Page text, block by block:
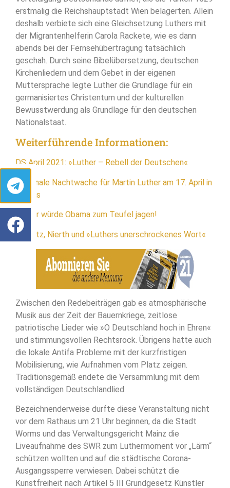
erstmalig die Reichshauptstadt Wien belagerten. Allein
deshalb verbiete sich eine Gleichsetzung Luthers mit
der Migrantenhelferin Carola Rackete, wie es dann
abends bei der Fernsehübertragung tatsächlich
geschah. Durch seine Bibelübersetzung, deutschen
Kirchenliedern und dem Gebet in der eigenen
Muttersprache legte Luther die Grundlage für ein
germanisiertes Christentum und der kulturellen
Bewusstwerdung als Grundlage für den deutschen
Nationalstaat.
Weiterführende Informationen:
DS April 2021: »Luther – Rebell der Deutschen«
Nationale Nachtwache für Martin Luther am 17. April in
Worms
Luther würde Obama zum Teufel jagen!
Tröglitz, Nierth und »Luthers unerschrockenes Wort«
Zwischen den Redebeiträgen gab es atmosphärische
Musik aus der Zeit der Bauernkriege, zeitlose
patriotische Lieder wie »O Deutschland hoch in Ehren«
und stimmungsvollen Rechtsrock. Übrigens hatte auch
die lokale Antifa Probleme mit der kurzfristigen
Mobilisierung, wie Aufnahmen vom Platz zeigen.
Traditionsgemäß endete die Versammlung mit dem
vollständigen Deutschlandlied.
Bezeichnenderweise durfte diese Veranstaltung nicht
vor dem Rathaus um 21 Uhr beginnen, da die Stadt
Worms und das Verwaltungsgericht Mainz die
Liveaufnahme des SWR zum Luthermoment vor „Lärm“
schützen wollten und auf die städtische Corona-
Ausgangssperre verwiesen. Dabei schützt die
Kunstfreiheit nach Artikel 5 III Grundgesetz Künstler